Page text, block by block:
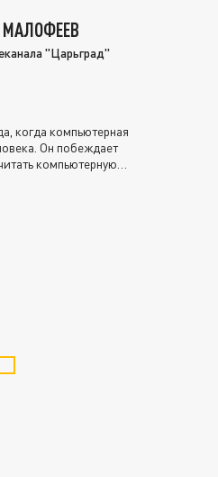
МАЛОФЕЕВ
"Царьград"
когда компьютерная
Он побеждает
компьютерную